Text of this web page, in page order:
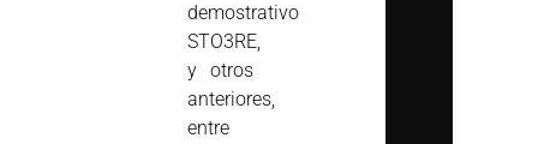
demostrativo
STO3RE,
y otros
anteriores,
entre